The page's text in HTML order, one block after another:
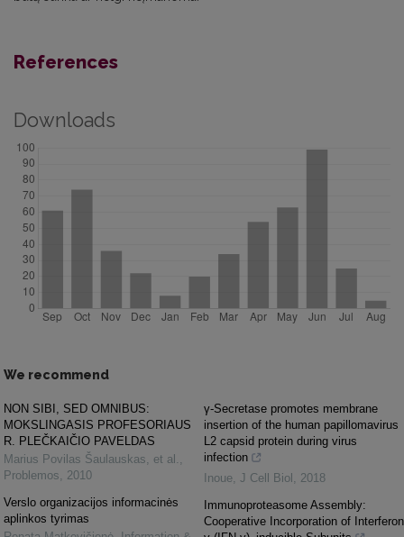
References
Downloads
We recommend
NON SIBI, SED OMNIBUS:
MOKSLINGASIS PROFESORIAUS
R. PLEČKAIČIO PAVELDAS
Marius Povilas Šaulauskas, et al. ,
Problemos, 2010
Verslo organizacijos informacinės
aplinkos tyrimas
γ-Secretase promotes membrane
insertion of the human papillomavirus
L2 capsid protein during virus
infection
Inoue, J Cell Biol , 2018
Immunoproteasome Assembly:
Cooperative Incorporation of Interferon